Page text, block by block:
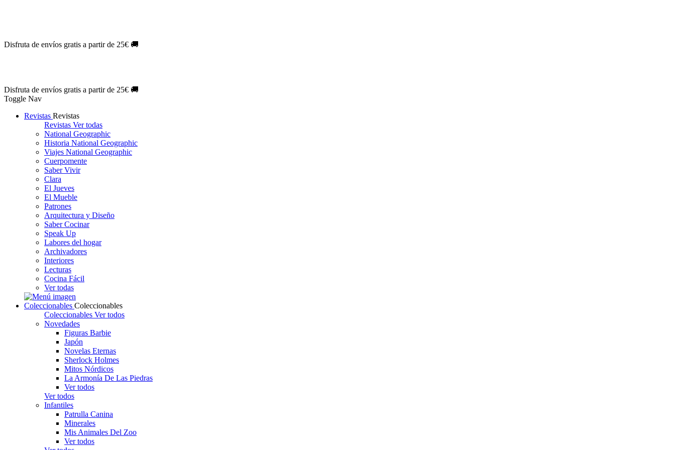
Disfruta de envíos gratis a partir de 25€ 🚚
Disfruta de envíos gratis a partir de 25€ 🚚
Toggle Nav
Revistas Revistas
Revistas Ver todas
National Geographic
Historia National Geographic
Viajes National Geographic
Cuerpomente
Saber Vivir
Clara
El Jueves
El Mueble
Patrones
Arquitectura y Diseño
Saber Cocinar
Speak Up
Labores del hogar
Archivadores
Interiores
Lecturas
Cocina Fácil
Ver todas
Coleccionables Coleccionables
Coleccionables Ver todos
Novedades
Figuras Barbie
Japón
Novelas Eternas
Sherlock Holmes
Mitos Nórdicos
La Armonía De Las Piedras
Ver todos
Ver todos
Infantiles
Patrulla Canina
Minerales
Mis Animales Del Zoo
Ver todos